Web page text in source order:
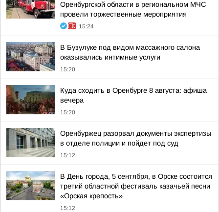
Оренбургской области в региональном МЧС
провели торжественные мероприятия
15:24
В Бузулуке под видом массажного салона
оказывались интимные услуги
15:20
Куда сходить в Оренбурге 8 августа: афиша
вечера
15:20
Оренбуржец разорвал документы экспертизы
в отделе полиции и пойдет под суд
15:12
В День города, 5 сентября, в Орске состоится
третий областной фестиваль казачьей песни
«Орская крепость»
15:12